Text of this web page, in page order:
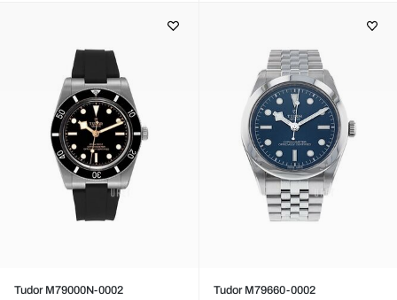
Tudor M79000N-0002
Tudor M79660-0002